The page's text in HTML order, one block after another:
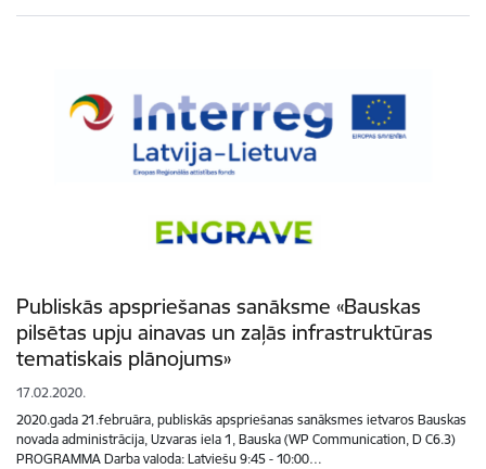
Publiskās apspriešanas sanāksme «Bauskas
pilsētas upju ainavas un zaļās infrastruktūras
tematiskais plānojums»
17.02.2020.
2020.gada 21.februāra, publiskās apspriešanas sanāksmes ietvaros Bauskas
novada administrācija, Uzvaras iela 1, Bauska (WP Communication, D C6.3)
PROGRAMMA Darba valoda: Latviešu 9:45 - 10:00…